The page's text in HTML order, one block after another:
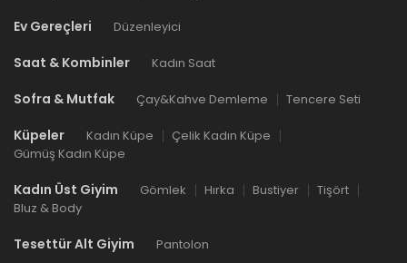
Ev Gereçleri Düzenleyici
Saat & Kombinler Kadın Saat
Sofra & Mutfak Çay&Kahve Demleme Tencere Seti
Küpeler Kadın Küpe
Çelik Kadın Küpe
Gümüş Kadın Küpe
Kadın Üst Giyim Gömlek Hırka Bustiyer
Tişört
Bluz & Body
Tesettür Alt Giyim Pantolon